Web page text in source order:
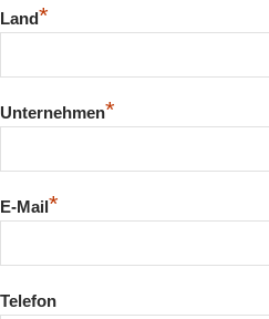
Land*
Unternehmen*
E-Mail*
Telefon